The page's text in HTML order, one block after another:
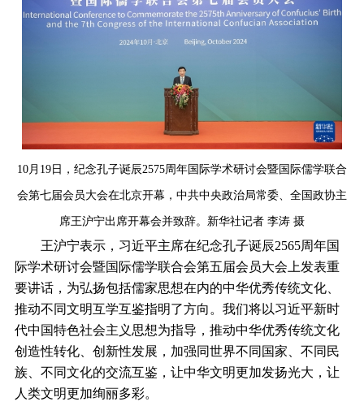
10月19日，纪念孔子诞辰2575周年国际学术研讨会暨国际儒学联合
会第七届会员大会在北京开幕，中共中央政治局常委、全国政协主
席王沪宁出席开幕会并致辞。新华社记者 李涛 摄
王沪宁表示，习近平主席在纪念孔子诞辰2565周年国
际学术研讨会暨国际儒学联合会第五届会员大会上发表重
要讲话，为弘扬包括儒家思想在内的中华优秀传统文化、
推动不同文明互学互鉴指明了方向。我们将以习近平新时
代中国特色社会主义思想为指导，推动中华优秀传统文化
创造性转化、创新性发展，加强同世界不同国家、不同民
族、不同文化的交流互鉴，让中华文明更加发扬光大，让
人类文明更加绚丽多彩。